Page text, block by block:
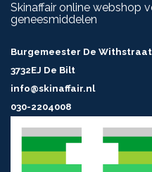
Skinaffair online webshop
geneesmiddelen
Burgemeester De Withstraat
3732EJ De Bilt
info@skinaffair.nl
030-2204008